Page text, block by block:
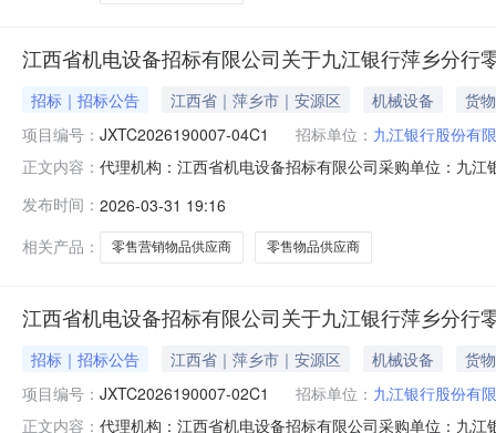
江西省机电设备招标有限公司关于九江银行萍乡分
招标｜招标公告 江西省｜萍乡市｜安源区 机械设备
货物
项目编号： JXTC2026190007-04C1 招标单位： 九江银行股份有
正文内容： 代理机构：江西省机电设备招标有限公司采购单位：九
关于九江银行萍乡分行零售营销物品供应商采购项目（
发布时间： 2026-03-31 19:16
相关产品：
零售营销物品供应商 零售物品供应商
江西省机电设备招标有限公司关于九江银行萍乡分
招标｜招标公告 江西省｜萍乡市｜安源区 机械设备
货物
项目编号： JXTC2026190007-02C1 招标单位： 九江银行股份有
正文内容： 代理机构：江西省机电设备招标有限公司采购单位：九